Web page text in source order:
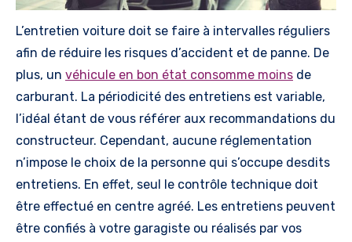
L’entretien voiture doit se faire à intervalles réguliers
afin de réduire les risques d’accident et de panne. De
plus, un véhicule en bon état consomme moins de
carburant. La périodicité des entretiens est variable,
l’idéal étant de vous référer aux recommandations du
constructeur. Cependant, aucune réglementation
n’impose le choix de la personne qui s’occupe desdits
entretiens. En effet, seul le contrôle technique doit
être effectué en centre agréé. Les entretiens peuvent
être confiés à votre garagiste ou réalisés par vos